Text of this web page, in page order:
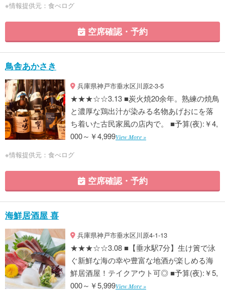
※情報提供元：食べログ
空席確認・予約
鳥舎あかさき
兵庫県神戸市垂水区川原2-3-5
★★★☆☆3.13 ■炭火焼20余年。熟練の焼鳥
と濃厚な鶏出汁が染みる名物あげおにを落
ち着いた古民家風の店内で。 ■予算(夜):￥4,
000～￥4,999View More »
※情報提供元：食べログ
空席確認・予約
海鮮居酒屋 喜
兵庫県神戸市垂水区川原4-1-13
★★★☆☆3.08 ■【垂水駅7分】生け簀で泳
ぐ新鮮な海の幸や豊富な地酒が楽しめる海
鮮居酒屋！テイクアウト可◎ ■予算(夜):￥5,
000～￥5,999View More »